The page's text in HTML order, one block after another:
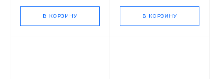
В КОРЗИНУ В КОРЗИНУ